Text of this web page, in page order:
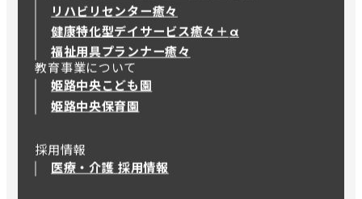
リハビリセンター癒々
健康特化型デイサービス癒々＋ α
健康特化型デイサービス癒々＋
福祉用具プランナー癒々
教育事業について
姫路中央こども園
姫路中央保育園
採用情報
医療・介護 採用情報